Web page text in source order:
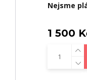
Nejsme
1 500